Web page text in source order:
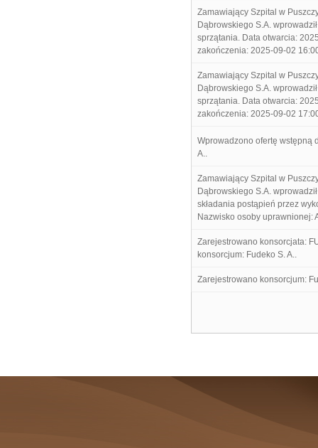
Zamawiający Szpital w
Dąbrowskiego S.A.
sprzątania. Data otwarcia:
zakończenia: 2025-09-02
Zamawiający Szpital w
Dąbrowskiego S.A.
sprzątania. Data otwarcia:
zakończenia: 2025-09-02
Wprowadzono ofertę wstępną
A..
Zamawiający Szpital w
Dąbrowskiego S.A.
składania postąpień przez
Nazwisko osoby uprawnionej:
Zarejestrowano konsorcjata:
konsorcjum: Fudeko S. A..
Zarejestrowano konsorcjum: